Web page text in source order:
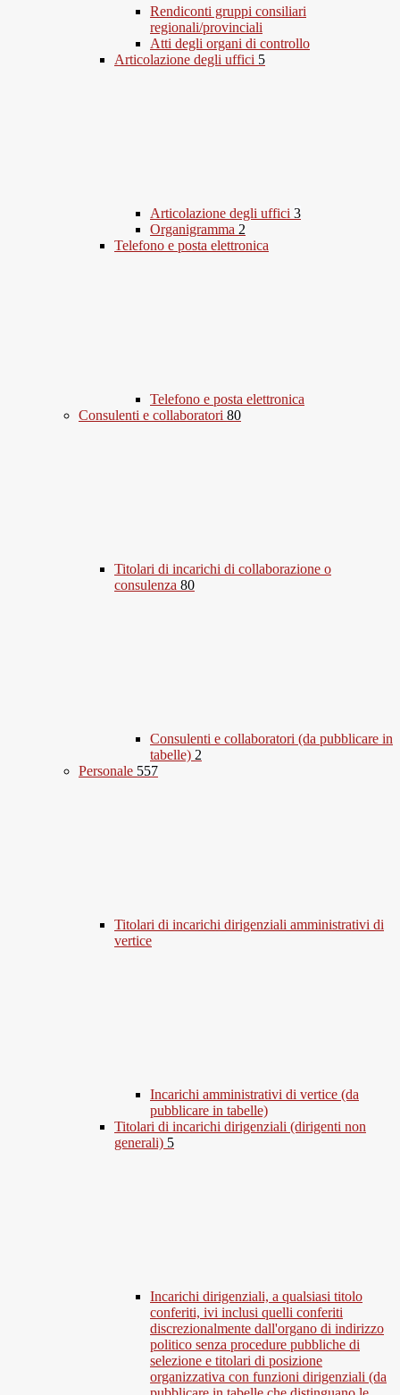
Rendiconti gruppi consiliari
regionali/provinciali
Atti degli organi di controllo
Articolazione degli uffici 5
Articolazione degli uffici 3
Organigramma 2
Telefono e posta elettronica
Telefono e posta elettronica
Consulenti e collaboratori 80
Titolari di incarichi di collaborazione o
consulenza 80
Consulenti e collaboratori (da pubblicare in
tabelle) 2
Personale 557
Titolari di incarichi dirigenziali amministrativi di
vertice
Incarichi amministrativi di vertice (da
pubblicare in tabelle)
Titolari di incarichi dirigenziali (dirigenti non
generali) 5
Incarichi dirigenziali, a qualsiasi titolo
conferiti, ivi inclusi quelli conferiti
discrezionalmente dall'organo di indirizzo
politico senza procedure pubbliche di
selezione e titolari di posizione
organizzativa con funzioni dirigenziali (da